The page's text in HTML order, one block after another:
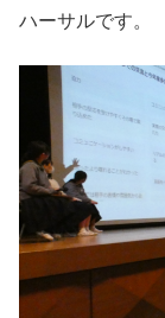
ハーサルです。